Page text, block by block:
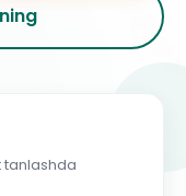
tanlashda